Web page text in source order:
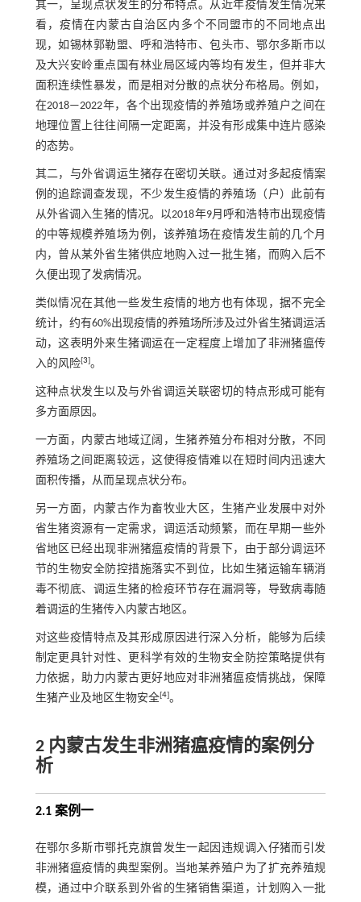
其一，呈现点状发生的分布特点。从近年疫情发生情况来
看，疫情在内蒙古自治区内多个不同盟市的不同地点出
现，如锡林郭勒盟、呼和浩特市、包头市、鄂尔多斯市以
及大兴安岭重点国有林业局区域内等均有发生，但并非大
面积连续性暴发，而是相对分散的点状分布格局。例如，
在2018—2022年，各个出现疫情的养殖场或养殖户之间在
地理位置上往往间隔一定距离，并没有形成集中连片感染
的态势。
其二，与外省调运生猪存在密切关联。通过对多起疫情案
例的追踪调查发现，不少发生疫情的养殖场（户）此前有
从外省调入生猪的情况。以2018年9月呼和浩特市出现疫情
的中等规模养殖场为例，该养殖场在疫情发生前的几个月
内，曾从某外省生猪供应地购入过一批生猪，而购入后不
久便出现了发病情况。
类似情况在其他一些发生疫情的地方也有体现，据不完全
统计，约有60%出现疫情的养殖场所涉及过外省生猪调运活
动，这表明外来生猪调运在一定程度上增加了非洲猪瘟传
入的风险[3]。
这种点状发生以及与外省调运关联密切的特点形成可能有
多方面原因。
一方面，内蒙古地域辽阔，生猪养殖分布相对分散，不同
养殖场之间距离较远，这使得疫情难以在短时间内迅速大
面积传播，从而呈现点状分布。
另一方面，内蒙古作为畜牧业大区，生猪产业发展中对外
省生猪资源有一定需求，调运活动频繁，而在早期一些外
省地区已经出现非洲猪瘟疫情的背景下，由于部分调运环
节的生物安全防控措施落实不到位，比如生猪运输车辆消
毒不彻底、调运生猪的检疫环节存在漏洞等，导致病毒随
着调运的生猪传入内蒙古地区。
对这些疫情特点及其形成原因进行深入分析，能够为后续
制定更具针对性、更科学有效的生物安全防控策略提供有
力依据，助力内蒙古更好地应对非洲猪瘟疫情挑战，保障
生猪产业及地区生物安全[4]。
2 内蒙古发生非洲猪瘟疫情的案例分
析
2.1 案例一
在鄂尔多斯市鄂托克旗曾发生一起因违规调入仔猪而引发
非洲猪瘟疫情的典型案例。当地某养殖户为了扩充养殖规
模，通过中介联系到外省的生猪销售渠道，计划购入一批